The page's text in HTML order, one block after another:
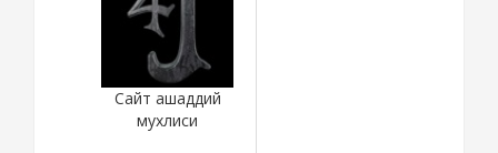
Сайт ашаддий
мухлиси